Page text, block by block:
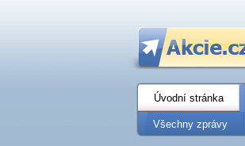
Úvodní stránka
Všechny zprávy